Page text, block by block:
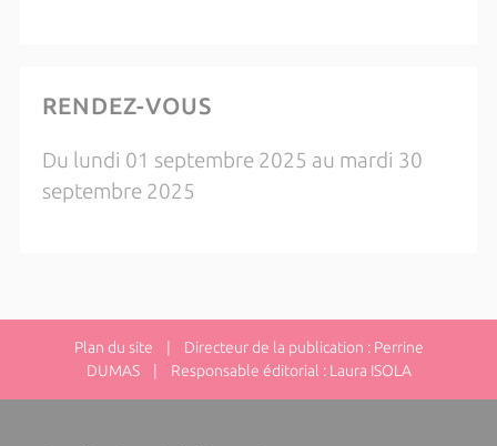
RENDEZ-VOUS
Du lundi 01 septembre 2025 au mardi 30
septembre 2025
Plan du site | Directeur de la publication : Perrine
DUMAS | Responsable éditorial : Laura ISOLA